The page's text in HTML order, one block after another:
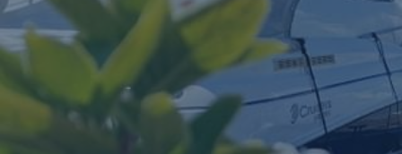
Széchenyi Terv Plusz
Széchenyi 2020 Főbb